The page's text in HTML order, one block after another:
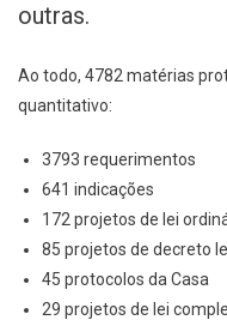
outras.
Ao todo, 4782 matérias
quantitativo:
3793 requerimentos
641 indicações
172 projetos de lei
85 projetos de decreto
45 protocolos da Casa
29 projetos de lei